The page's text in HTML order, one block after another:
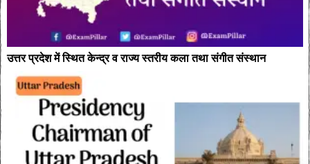
उत्तर प्रदेश में स्थित केन्द्र व राज्य स्तरीय कला तथा संगीत संस्थान